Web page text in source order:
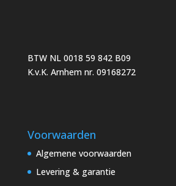
BTW NL 0018 59 842 B09
K.v.K. Arnhem nr. 09168272
Voorwaarden
Algemene voorwaarden
Levering & garantie